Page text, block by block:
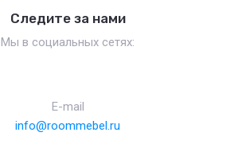
Следите за нами
Мы в социальных сетях:
E-mail
info@roommebel.ru